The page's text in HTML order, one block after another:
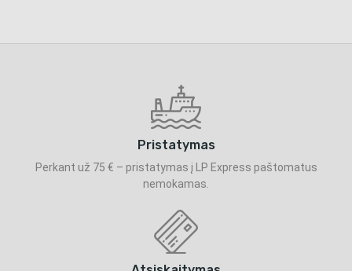
Pristatymas
Perkant už 75 € – pristatymas į LP Express paštomatus
nemokamas.